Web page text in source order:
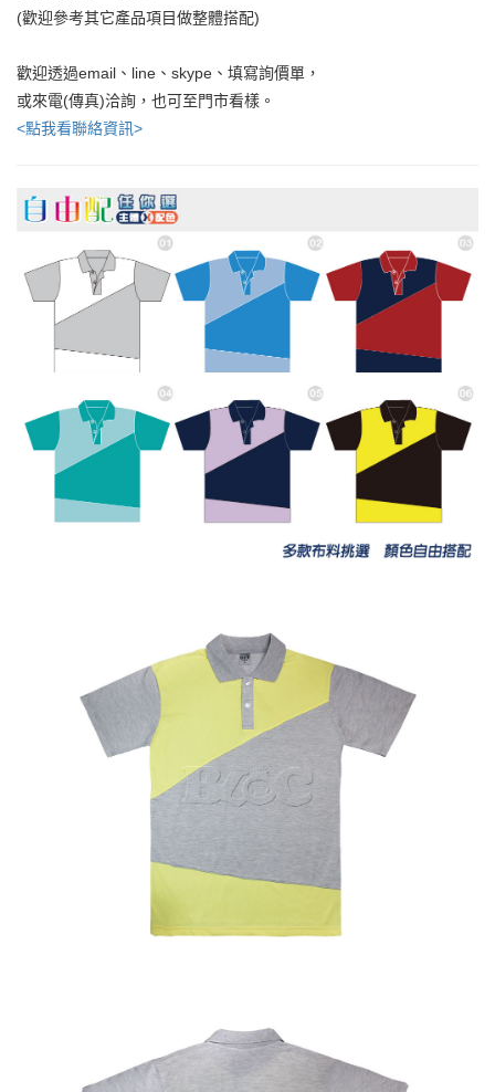
(歡迎參考其它產品項目做整體搭配)
歡迎透過email、line、skype、填寫詢價單，
或來電(傳真)洽詢，也可至門市看樣。
<點我看聯絡資訊>